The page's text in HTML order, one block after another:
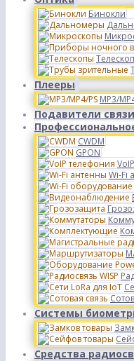
Бинокли
Плееры
MP3/
Подавители связи
CWDM
GPON
Wi-Fi
Системы
Средства